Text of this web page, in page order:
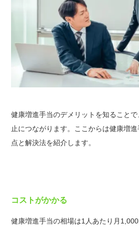
健康増進手当のデメリットを知ること
止につながります。 ここからは健康増
点と解決法を紹介します。
コストがかかる
健康増進手当の相場は1人あたり月